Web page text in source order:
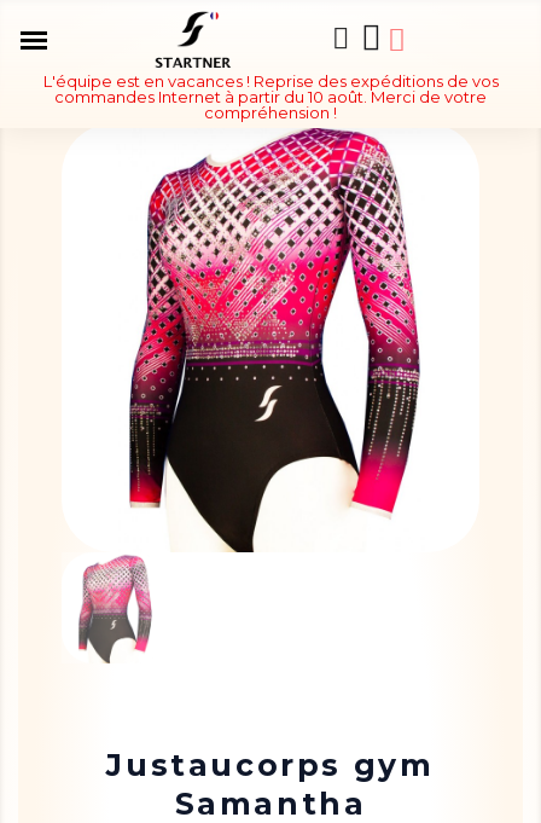
L'équipe est en vacances ! Reprise des expéditions de vos
commandes Internet à partir du 10 août. Merci de votre
compréhension !
Justaucorps gym
Samantha